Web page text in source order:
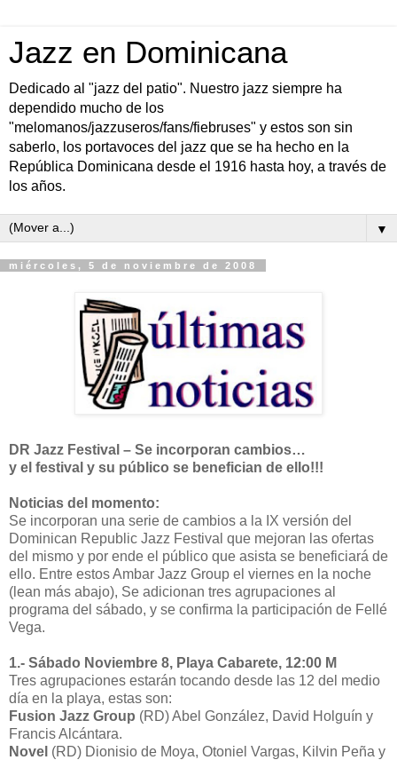
Jazz en Dominicana
Dedicado al "jazz del patio". Nuestro jazz siempre ha
dependido mucho de los
"melomanos/jazzuseros/fans/fiebruses" y estos son sin
saberlo, los portavoces del jazz que se ha hecho en la
República Dominicana desde el 1916 hasta hoy, a través de
los años.
▼
miércoles, 5 de noviembre de 2008
DR Jazz Festival – Se incorporan cambios…
y el festival y su público se benefician de ello!!!
Noticias del momento:
Se incorporan una serie de cambios a la IX versión del
Dominican Republic Jazz Festival que mejoran las ofertas
del mismo y por ende el público que asista se beneficiará de
ello. Entre estos Ambar Jazz Group el viernes en la noche
(lean más abajo), Se adicionan tres agrupaciones al
programa del sábado, y se confirma la participación de Fellé
Vega.
1.- Sábado Noviembre 8, Playa Cabarete, 12:00 M
Tres agrupaciones estarán tocando desde las 12 del medio
día en la playa, estas son:
Fusion Jazz Group (RD) Abel González, David Holguín y
Francis Alcántara.
Novel (RD) Dionisio de Moya, Otoniel Vargas, Kilvin Peña y